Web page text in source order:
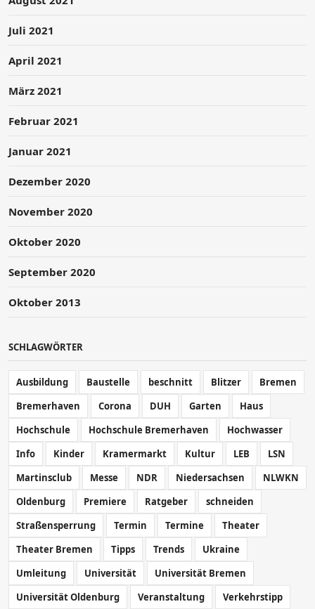
Juli 2021
April 2021
März 2021
Februar 2021
Januar 2021
Dezember 2020
November 2020
Oktober 2020
September 2020
Oktober 2013
SCHLAGWÖRTER
Ausbildung Baustelle beschnitt Blitzer
Bremen
Bremerhaven
Corona DUH Garten
Haus
Hochschule
Hochschule Bremerhaven
Hochwasser
Info
Kinder Kramermarkt Kultur LEB
LSN
Martinsclub
Messe NDR Niedersachsen
NLWKN
Oldenburg
Premiere Ratgeber
schneiden
Straßensperrung
Termin Termine
Theater
Theater Bremen
Tipps Trends
Ukraine
Umleitung
Universität
Universität Bremen
Universität Oldenburg
Veranstaltung
Verkehrstipp